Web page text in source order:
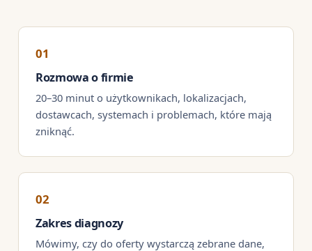
Rozmowa o firmie
20–30 minut o użytkownikach, lokalizacjach,
dostawcach, systemach i problemach, które mają
zniknąć.
Zakres diagnozy
Mówimy, czy do oferty wystarczą zebrane dane,